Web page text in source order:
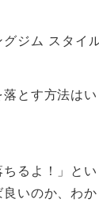
ジム スタイ
とす方法は
ちるよ！」と
いのか、わ